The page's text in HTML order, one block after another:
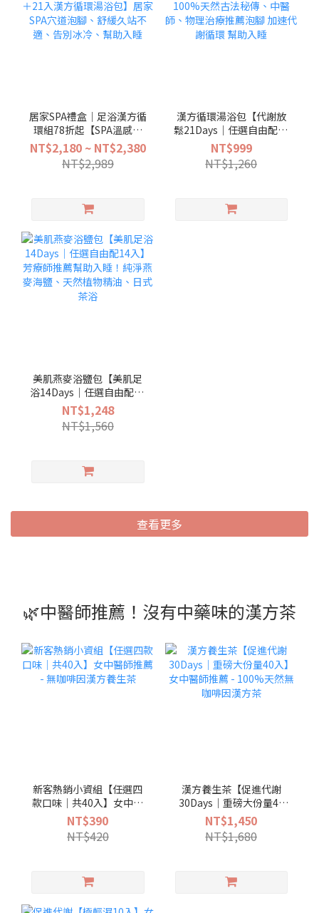
居家SPA禮盒｜足浴漢方循
環組78折起【SPA溫感足
浴袋＋21入漢方循環湯浴
包】居家SPA穴道泡腳、舒
緩久站不適、告別冰冷、
NT$2,180 ~ NT$2,380
NT$2,989
漢方循環湯浴包【代謝放
鬆21Days｜任選自由配21
入】100%天然古法秘傳、
中醫師、物理治療推薦泡
腳 加速代謝循環 幫助入睡
NT$999
NT$1,260
美肌燕麥浴鹽包【美肌足
浴14Days｜任選自由配14
入】芳療師推薦幫助入
睡！純淨燕麥海鹽、天然
植物精油、日式茶浴
NT$1,248
NT$1,560
查看更多
🌿中醫師推薦！沒有中藥味的漢方茶
新客熱銷小資組【任選四
款口味｜共40入】女中醫
師推薦 - 無咖啡因漢方養生
茶
NT$390
NT$420
漢方養生茶【促進代謝
30Days｜重磅大份量40
入】女中醫師推薦 - 100%
天然無咖啡因漢方茶
NT$1,450
NT$1,680